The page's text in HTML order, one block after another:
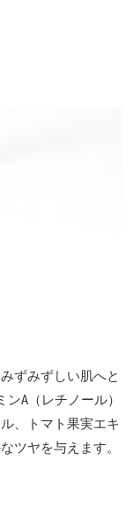
ずみずしい肌へと
A（レチノール）
、トマト果実エキ
ツヤを与えます。